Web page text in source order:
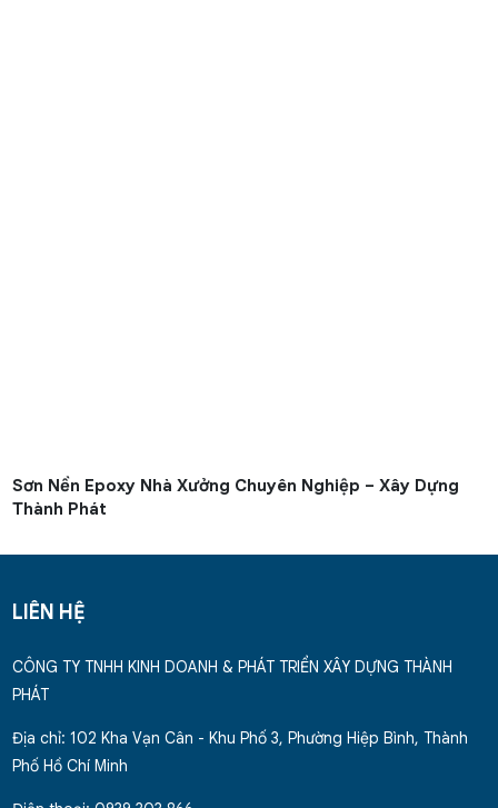
Sơn Nền Epoxy Nhà Xưởng Chuyên Nghiệp – Xây Dựng
Thành Phát
LIÊN HỆ
CÔNG TY TNHH KINH DOANH & PHÁT TRIỂN XÂY DỰNG THÀNH
PHÁT
Địa chỉ: 102 Kha Vạn Cân - Khu Phố 3, Phường Hiệp Bình, Thành
Phố Hồ Chí Minh